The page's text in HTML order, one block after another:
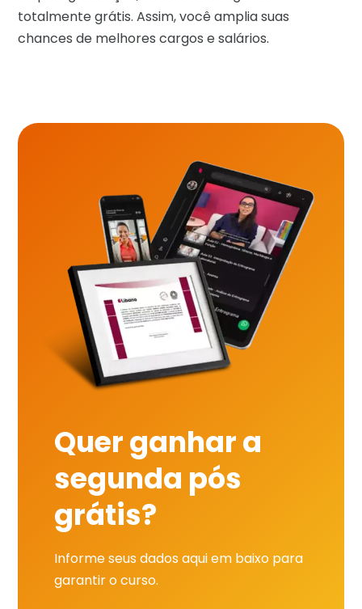
totalmente grátis. Assim, você amplia suas
chances de melhores cargos e salários.
Quer ganhar a
segunda pós
grátis?
Informe seus dados aqui em baixo para
garantir o curso.